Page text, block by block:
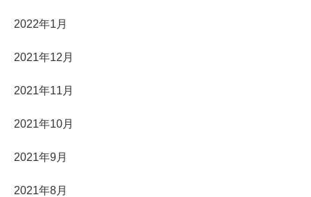
2022年1月
2021年12月
2021年11月
2021年10月
2021年9月
2021年8月